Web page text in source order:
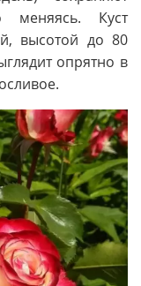
меняясь. Куст
высотой до 80
опрятно в